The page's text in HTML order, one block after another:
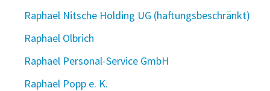
Raphael Nitsche Holding UG (haftungsbeschränkt)
Raphael Olbrich
Raphael Personal-Service GmbH
Raphael Popp e. K.